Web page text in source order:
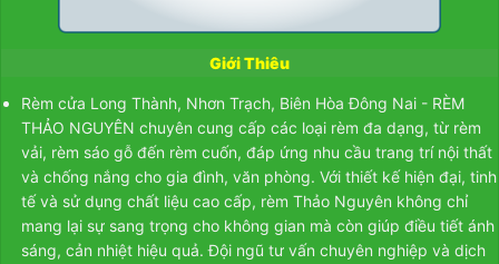
Giới Thiêu
Rèm cửa Long Thành, Nhơn Trạch, Biên Hòa Đông Nai - RÈM
THẢO NGUYÊN chuyên cung cấp các loại rèm đa dạng, từ rèm
vải, rèm sáo gỗ đến rèm cuốn, đáp ứng nhu cầu trang trí nội thất
và chống nắng cho gia đình, văn phòng. Với thiết kế hiện đại, tinh
tế và sử dụng chất liệu cao cấp, rèm Thảo Nguyên không chỉ
mang lại sự sang trọng cho không gian mà còn giúp điều tiết ánh
sáng, cản nhiệt hiệu quả. Đội ngũ tư vấn chuyên nghiệp và dịch